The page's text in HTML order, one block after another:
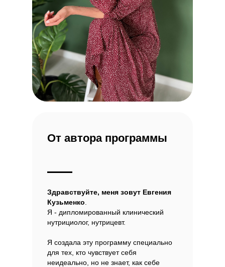
От автора программы
Здравствуйте, меня зовут Евгения
Кузьменко
Я - дипломированный клинический
нутрициолог, нутрицевт.
Я создала эту программу специально
для тех, кто чувствует себя
неидеально, но не знает, как себе